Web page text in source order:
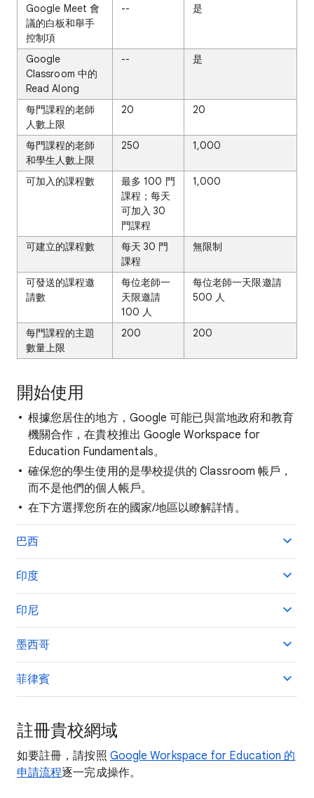
Google Meet 會
議的白板和舉手
控制項
-- 是
Google
Classroom 中的
Read Along
-- 是
每門課程的老師
人數上限
20 20
每門課程的老師
和學生人數上限
250 1,000
可加入的課程數
最多 100 門
課程；每天
可加入 30
門課程
1,000
可建立的課程數
每天 30 門
課程
無限制
可發送的課程邀
請數
每位老師一
天限邀請
100 人
每位老師一天限邀請
500 人
每門課程的主題
數量上限
200 200
開始使用
根據您居住的地方，Google 可能已與當地政府和教育
機關合作，在貴校推出 Google Workspace for
Education Fundamentals。
確保您的學生使用的是學校提供的 Classroom 帳戶，
而不是他們的個人帳戶。
在下方選擇您所在的國家/地區以瞭解詳情。
巴西
印度
印尼
墨西哥
菲律賓
註冊貴校網域
如要註冊，請按照 Google Workspace for Education 的
申請流程逐一完成操作。